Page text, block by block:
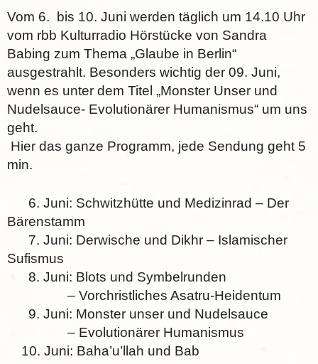
Vom 6. bis 10. Juni werden täglich um 14.10 Uhr
vom rbb Kulturradio Hörstücke von Sandra
Babing zum Thema „Glaube in Berlin“
ausgestrahlt. Besonders wichtig der 09. Juni,
wenn es unter dem Titel „Monster Unser und
Nudelsauce- Evolutionärer Humanismus“ um uns
geht.
Hier das ganze Programm, jede Sendung geht 5
min.
6. Juni: Schwitzhütte und Medizinrad – Der
Bärenstamm
7. Juni: Derwische und Dikhr – Islamischer
Sufismus
8. Juni: Blots und Symbelrunden
– Vorchristliches Asatru-Heidentum
9. Juni: Monster unser und Nudelsauce
– Evolutionärer Humanismus
10. Juni: Baha’u’llah und Bab